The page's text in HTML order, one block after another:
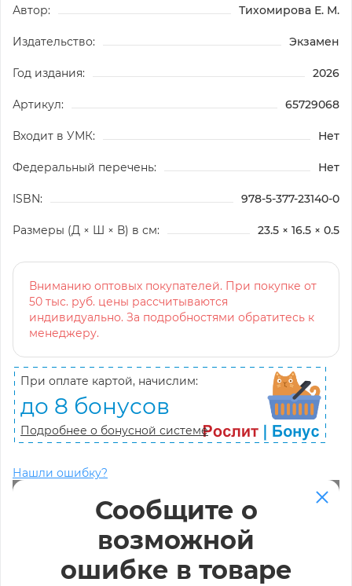
Автор: Тихомирова Е. М.
Издательство: Экзамен
Год издания: 2026
Артикул: 65729068
Входит в УМК: Нет
Федеральный перечень: Нет
ISBN: 978-5-377-23140-0
Размеры (Д × Ш × В) в см: 23.5 × 16.5 × 0.5
Вниманию оптовых покупателей. При покупке от
50 тыс. руб. цены рассчитываются
индивидуально. За подробностями обратитесь к
менеджеру.
При оплате картой, начислим:
до 8 бонусов
Подробнее о бонусной системе
Нашли ошибку?
Сообщите о
возможной
ошибке в товаре